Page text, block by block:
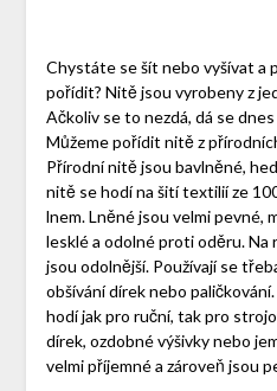
Chystáte se šít nebo vyšívat a
pořídit? Nitě jsou vyrobeny z
Ačkoliv se to nezdá, dá se
Můžeme pořídit nitě z
Přírodní nitě jsou bavlněné,
nitě se hodí na šití textilií ze
lnem. Lněné jsou velmi pevné,
lesklé a odolné proti oděru. Na
jsou odolnější. Používají se
obšívání dírek nebo
hodí jak pro ruční, tak pro
dírek, ozdobné výšivky nebo
velmi příjemné a zároveň jsou